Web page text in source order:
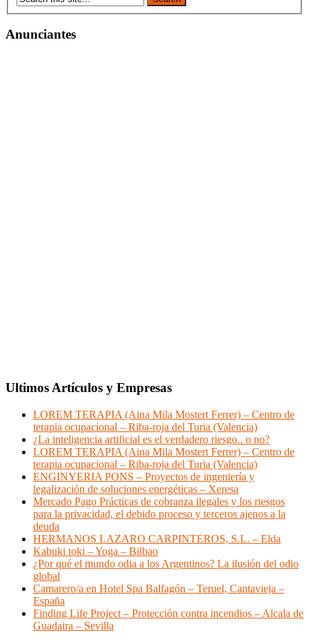
Anunciantes
Ultimos Artículos y Empresas
LOREM TERAPIA (Aina Mila Mostert Ferrer) – Centro de
terapia ocupacional – Riba-roja del Turia (Valencia)
¿La inteligencia artificial es el verdadero riesgo.. o no?
LOREM TERAPIA (Aina Mila Mostert Ferrer) – Centro de
terapia ocupacional – Riba-roja del Turia (Valencia)
ENGINYERIA PONS – Proyectos de ingeniería y
legalización de soluciones energéticas – Xeresa
Mercado Pago Prácticas de cobranza ilegales y los riesgos
para la privacidad, el debido proceso y terceros ajenos a la
deuda
HERMANOS LAZARO CARPINTEROS, S.L. – Elda
Kabuki toki – Yoga – Bilbao
¿Por qué el mundo odia a los Argentinos? La ilusión del odio
global
Camarero/a en Hotel Spa Balfagón – Teruel, Cantavieja –
España
Finding Life Project – Protección contra incendios – Alcala de
Guadaira – Sevilla